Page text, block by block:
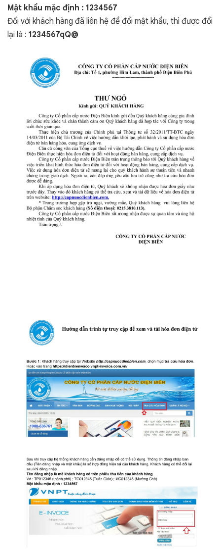
Mật khẩu mặc định : 1234567
Đối với khách hàng đã liên hệ để đổi mật khẩu, thì được đổi
lại là : 1234567qQ@